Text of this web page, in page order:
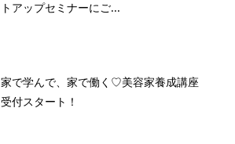
トアップセミナーにご...
家で学んで、家で働く♡美容家養成講座
受付スタート！